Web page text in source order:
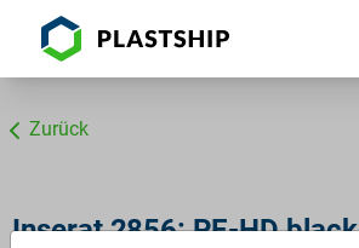
Zurück
Inserat 2856: PE-HD black